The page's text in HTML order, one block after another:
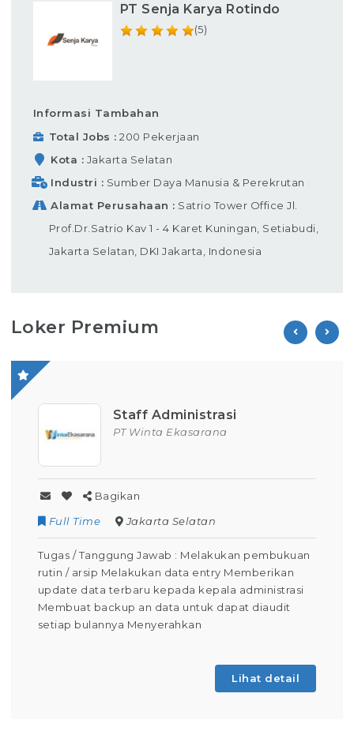
PT Senja Karya Rotindo
(5)
Informasi Tambahan
Total Jobs
200 Pekerjaan
Kota
Jakarta Selatan
Industri
Sumber Daya Manusia & Perekrutan
Alamat Perusahaan
Satrio Tower Office Jl.
Prof.Dr.Satrio Kav 1 - 4 Karet Kuningan, Setiabudi,
Jakarta Selatan, DKI Jakarta, Indonesia
Loker Premium
Staff Administrasi
PT Winta Ekasarana
Bagikan
Full Time
Jakarta Selatan
Tugas / Tanggung Jawab : Melakukan pembukuan
rutin / arsip Melakukan data entry Memberikan
update data terbaru kepada kepala administrasi
Membuat backup an data untuk dapat diaudit
setiap bulannya Menyerahkan
Lihat detail